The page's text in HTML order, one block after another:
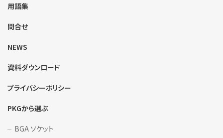
用語集
問合せ
NEWS
資料ダウンロード
プライバシーポリシー
PKGから選ぶ
BGA ソケット